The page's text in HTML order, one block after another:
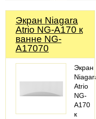
Экран Niagara
Atrio NG-A170 к
ванне NG-
A17070
Экран
Niagara
Atrio
NG-
A170
к